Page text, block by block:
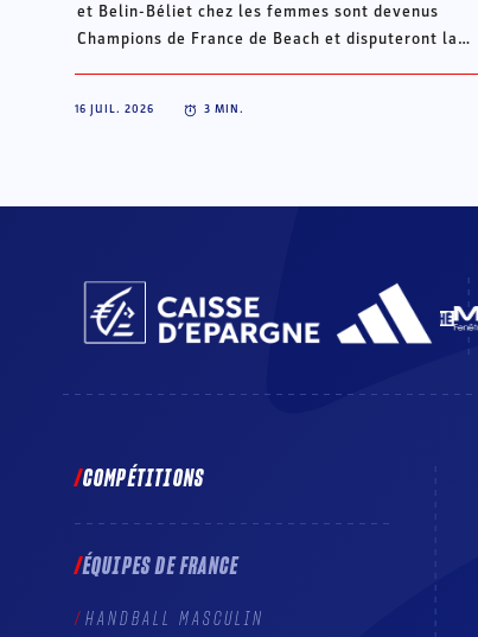
et Belin-Béliet chez les femmes sont devenus
Champions de France de Beach et disputeront la
16 JUIL. 2026 3 MIN.
COMPÉTITIONS
ÉQUIPES DE FRANCE
HANDBALL MASCULIN